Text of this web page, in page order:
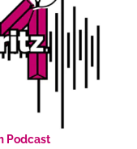
Podcast